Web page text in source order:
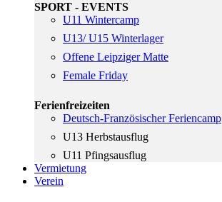
SPORT - EVENTS
U11 Wintercamp
U13/ U15 Winterlager
Offene Leipziger Matte
Female Friday
Ferienfreizeiten
Deutsch-Französischer Feriencamp
U13 Herbstausflug
U11 Pfingsausflug
Vermietung
Verein